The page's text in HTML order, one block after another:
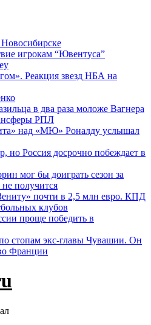
игрокам “Ювентуса”
Реакция звезд НБА на
в два раза моложе Вагнера
РПЛ
над «МЮ» Роналду услышал
но Россия досрочно побеждает в
мог бы доиграть сезон за
получится
почти в 2,5 млн евро. КПД
клубов
проще победить в
стопам экс-главы Чувашии. Он
Франции